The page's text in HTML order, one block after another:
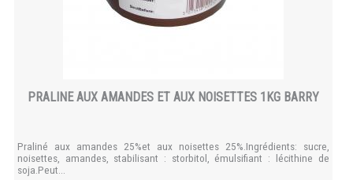
PRALINE AUX AMANDES ET AUX NOISETTES 1KG BARRY
Praliné aux amandes 25%et aux noisettes 25%.Ingrédients: sucre,
noisettes, amandes, stabilisant : storbitol, émulsifiant : lécithine de
soja.Peut...